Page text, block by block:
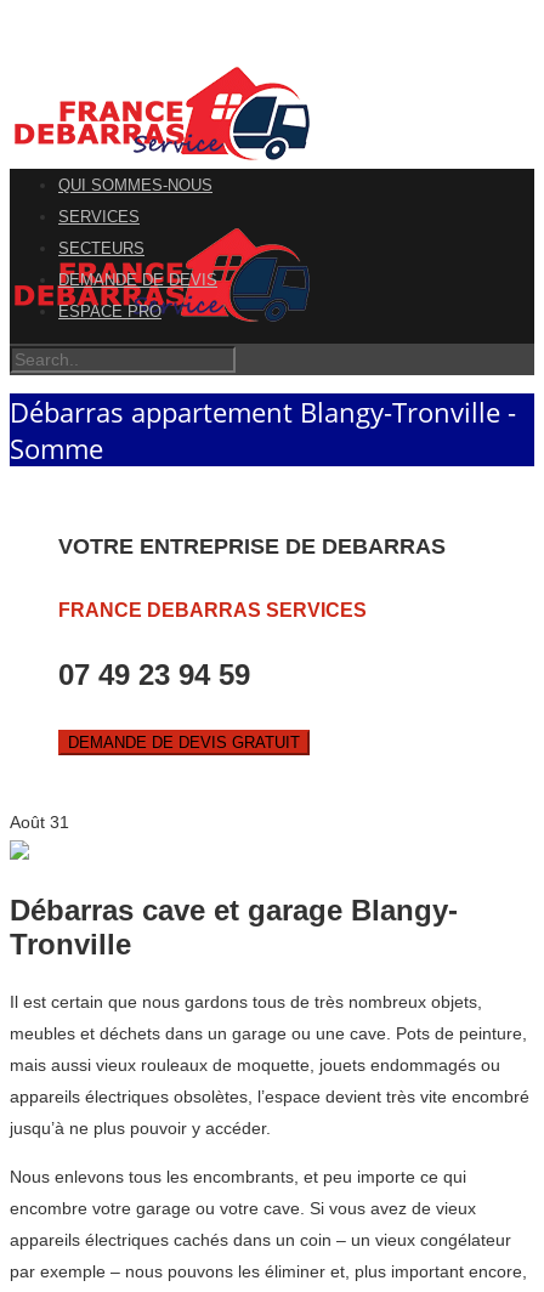
QUI SOMMES-NOUS
SERVICES
SECTEURS
DEMANDE DE DEVIS
ESPACE PRO
Débarras appartement Blangy-Tronville -
Somme
VOTRE ENTREPRISE DE DEBARRAS
FRANCE DEBARRAS SERVICES
07 49 23 94 59
DEMANDE DE DEVIS GRATUIT
Août 31
Débarras cave et garage Blangy-
Tronville
Il est certain que nous gardons tous de très nombreux objets,
meubles et déchets dans un garage ou une cave. Pots de peinture,
mais aussi vieux rouleaux de moquette, jouets endommagés ou
appareils électriques obsolètes, l’espace devient très vite encombré
jusqu’à ne plus pouvoir y accéder.
Nous enlevons tous les encombrants, et peu importe ce qui
encombre votre garage ou votre cave. Si vous avez de vieux
appareils électriques cachés dans un coin – un vieux congélateur
par exemple – nous pouvons les éliminer et, plus important encore,